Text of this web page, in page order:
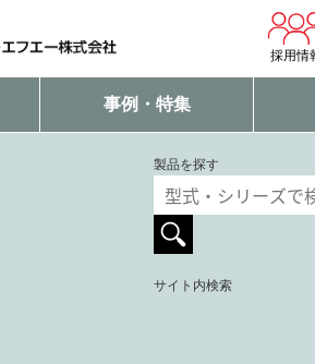
採用情
事例・特集
製品を探す
サイト内検索